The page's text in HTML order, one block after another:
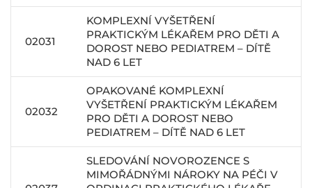
02031
KOMPLEXNÍ VYŠETŘENÍ
PRAKTICKÝM LÉKAŘEM PRO DĚTI A
DOROST NEBO PEDIATREM – DÍTĚ
NAD 6 LET
02032
OPAKOVANÉ KOMPLEXNÍ
VYŠETŘENÍ PRAKTICKÝM LÉKAŘEM
PRO DĚTI A DOROST NEBO
PEDIATREM – DÍTĚ NAD 6 LET
SLEDOVÁNÍ NOVOROZENCE S
MIMOŘÁDNÝMI NÁROKY NA PÉČI V